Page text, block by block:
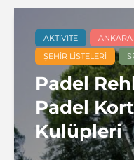
AKTIVITE ANKARA
ŞEHIR LISTELERI
Padel
Padel
Kulüpleri